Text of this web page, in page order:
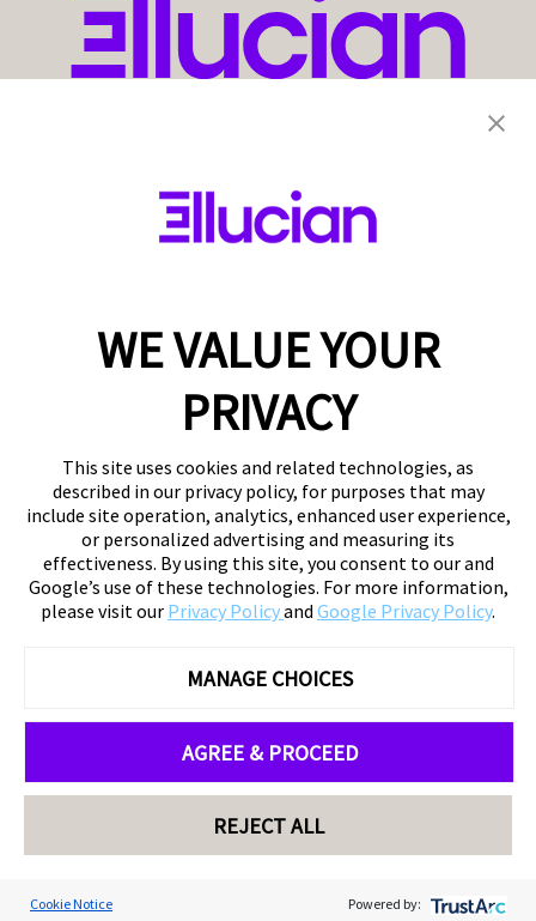
WE VALUE YOUR
PRIVACY
This site uses cookies and related technologies, as
described in our privacy policy, for purposes that may
include site operation, analytics, enhanced user experience,
or personalized advertising and measuring its
effectiveness. By using this site, you consent to our and
Google’s use of these technologies. For more information,
please visit our Privacy Policyand Google Privacy Policy.
MANAGE CHOICES
AGREE & PROCEED
REJECT ALL
Cookie Notice Powered by: